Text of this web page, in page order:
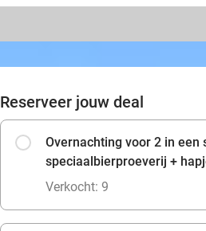
Reserveer jouw deal
Overnachting voor 2 in een
speciaalbierproeverij +
Verkocht: 9